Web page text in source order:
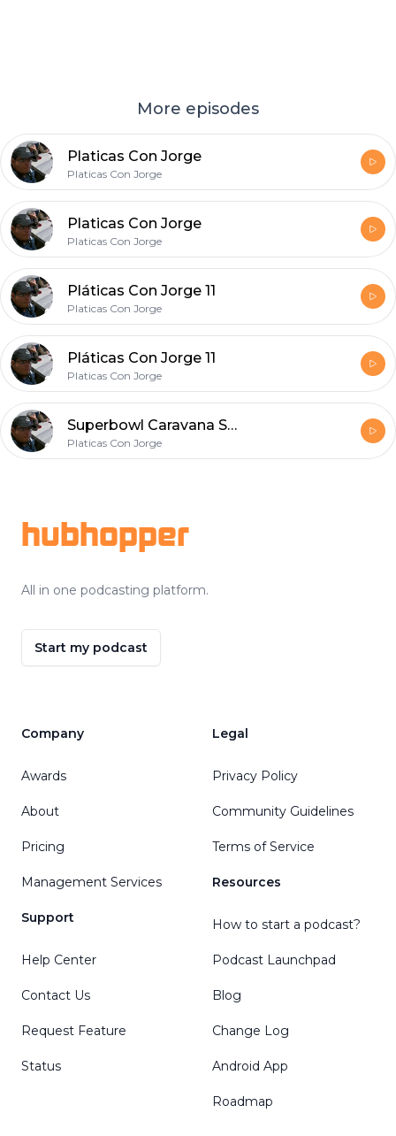
More episodes
Platicas Con Jorge
Platicas Con Jorge
Platicas Con Jorge
Platicas Con Jorge
Pláticas Con Jorge 11
Platicas Con Jorge
Pláticas Con Jorge 11
Platicas Con Jorge
Superbowl Caravana Sismo Y Más
Platicas Con Jorge
hubhopper
All in one podcasting platform.
Start my podcast
Company
Awards
About
Pricing
Management Services
Support
Help Center
Contact Us
Request Feature
Status
Legal
Privacy Policy
Community Guidelines
Terms of Service
Resources
How to start a podcast?
Podcast Launchpad
Blog
Change Log
Android App
Roadmap